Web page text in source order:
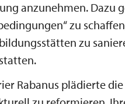
anzunehmen. Dazu
zu
zu
Rabanus plädierte